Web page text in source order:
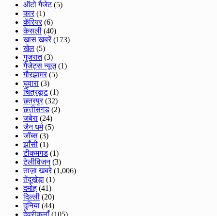
ऑटो गैजेट(5)
कार(1)
कॅरियर(6)
केसली (40)
ख़ास खबरें(173)
खेल (5)
गुजरात(3)
गैजेट्स न्यूज़(1)
गौरझामर(5)
घुवारा (3)
चित्रकूट(1)
छतरपुर(32)
छत्तीसगड़ (2)
जबेरा (24)
जैन धर्म(5)
जॉब्स (3)
झाँसी (1)
टीकमगड (1)
टेलीविजन(3)
ताज़ा खबरे(1,006)
तेंदूखेड़ा (1)
दमोह (41)
दिल्ली (20)
दुनिया (44)
देवरीकलाँ(105)